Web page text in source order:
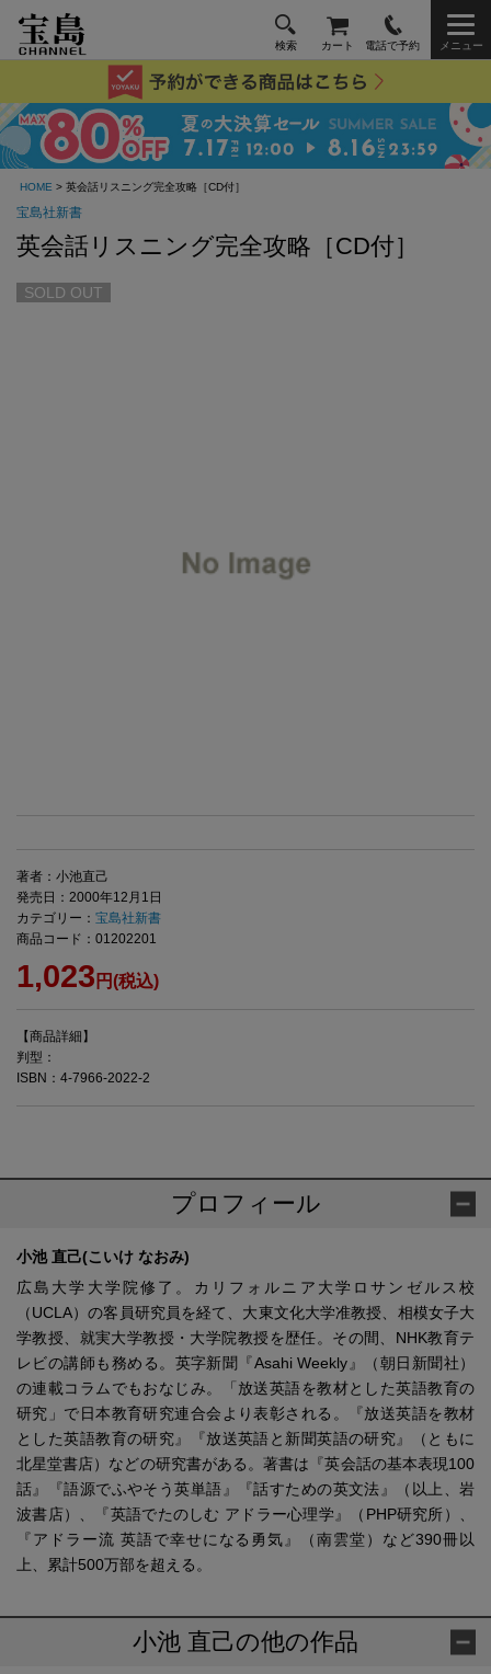
検索 カート 電話で予約 メニュー
HOME > 英会話リスニング完全攻略［CD付］
宝島社新書
英会話リスニング完全攻略［CD付］
SOLD OUT
著者：小池直己
発売日：2000年12月1日
カテゴリー： 宝島社新書
商品コード：01202201
1,023 円(税込)
【商品詳細】
判型：
ISBN：4-7966-2022-2
プロフィール
小池 直己(こいけ なおみ)
広島大学大学院修了。カリフォルニア大学ロサンゼルス校
（UCLA）の客員研究員を経て、大東文化大学准教授、相模女子大
学教授、就実大学教授・大学院教授を歴任。その間、NHK教育テ
レビの講師も務める。英字新聞『Asahi Weekly』（朝日新聞社）
の連載コラムでもおなじみ。「放送英語を教材とした英語教育の
研究」で日本教育研究連合会より表彰される。『放送英語を教材
とした英語教育の研究』『放送英語と新聞英語の研究』（ともに
北星堂書店）などの研究書がある。著書は『英会話の基本表現100
話』『語源でふやそう英単語』『話すための英文法』（以上、岩
波書店）、『英語でたのしむ アドラー心理学』（PHP研究所）、
『アドラー流 英語で幸せになる勇気』（南雲堂）など390冊以
上、累計500万部を超える。
小池 直己の他の作品